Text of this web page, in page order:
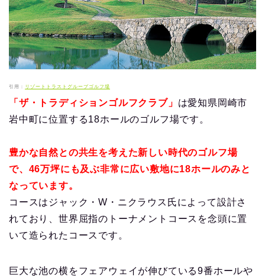
引用： リゾートトラストグループゴルフ場
「ザ・トラディションゴルフクラブ」 は愛知県岡崎市
岩中町に位置する18ホールのゴルフ場です。
豊かな自然との共生を考えた新しい時代のゴルフ場
で、46万坪にも及ぶ非常に広い敷地に18ホールのみと
なっています。
コースはジャック・W・ニクラウス氏によって設計さ
れており、世界屈指のトーナメントコースを念頭に置
いて造られたコースです。
巨大な池の横をフェアウェイが伸びている9番ホールや